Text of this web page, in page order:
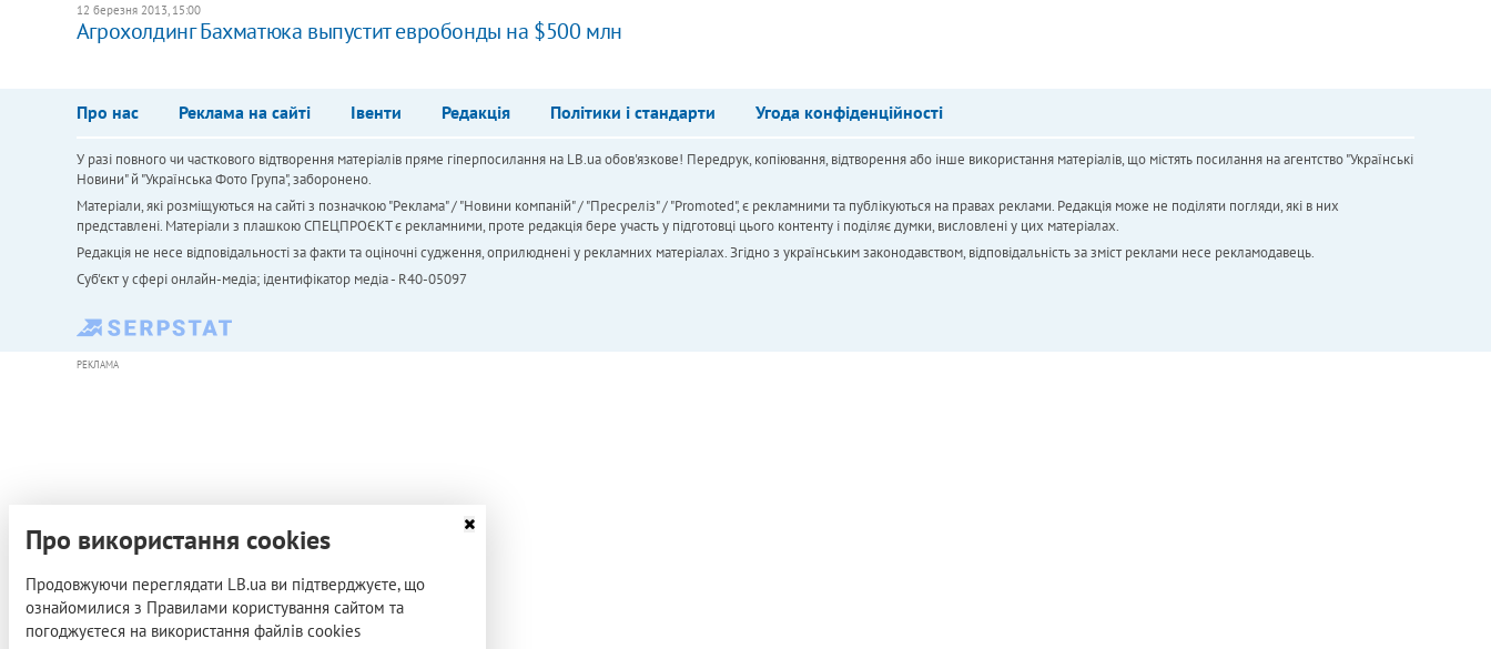
12 березня 2013, 15:00
Агрохолдинг Бахматюка выпустит евробонды на $500 млн
Про нас Реклама на сайті Івенти Редакція Політики і стандарти Угода конфіденційності
У разі повного чи часткового відтворення матеріалів пряме гіперпосилання на LB.ua обов'язкове! Передрук, копіювання, відтворення або інше використання матеріалів, що містять посилання на агентство "Українськi
Новини" й "Українська Фото Група", заборонено.
Матеріали, які розміщуються на сайті з позначкою "Реклама" / "Новини компаній" / "Пресреліз" / "Promoted", є рекламними та публікуються на правах реклами. Редакція може не поділяти погляди, які в них
представлені. Матеріали з плашкою СПЕЦПРОЄКТ є рекламними, проте редакція бере участь у підготовці цього контенту і поділяє думки, висловлені у цих матеріалах.
Редакція не несе відповідальності за факти та оціночні судження, оприлюднені у рекламних матеріалах. Згідно з українським законодавством, відповідальність за зміст реклами несе рекламодавець.
Cуб'єкт у сфері онлайн-медіа; ідентифікатор медіа - R40-05097
РЕКЛАМА
Про використання cookies
Продовжуючи переглядати LB.ua ви підтверджуєте, що
ознайомилися з Правилами користування сайтом та
погоджуєтеся на використання файлів cookies